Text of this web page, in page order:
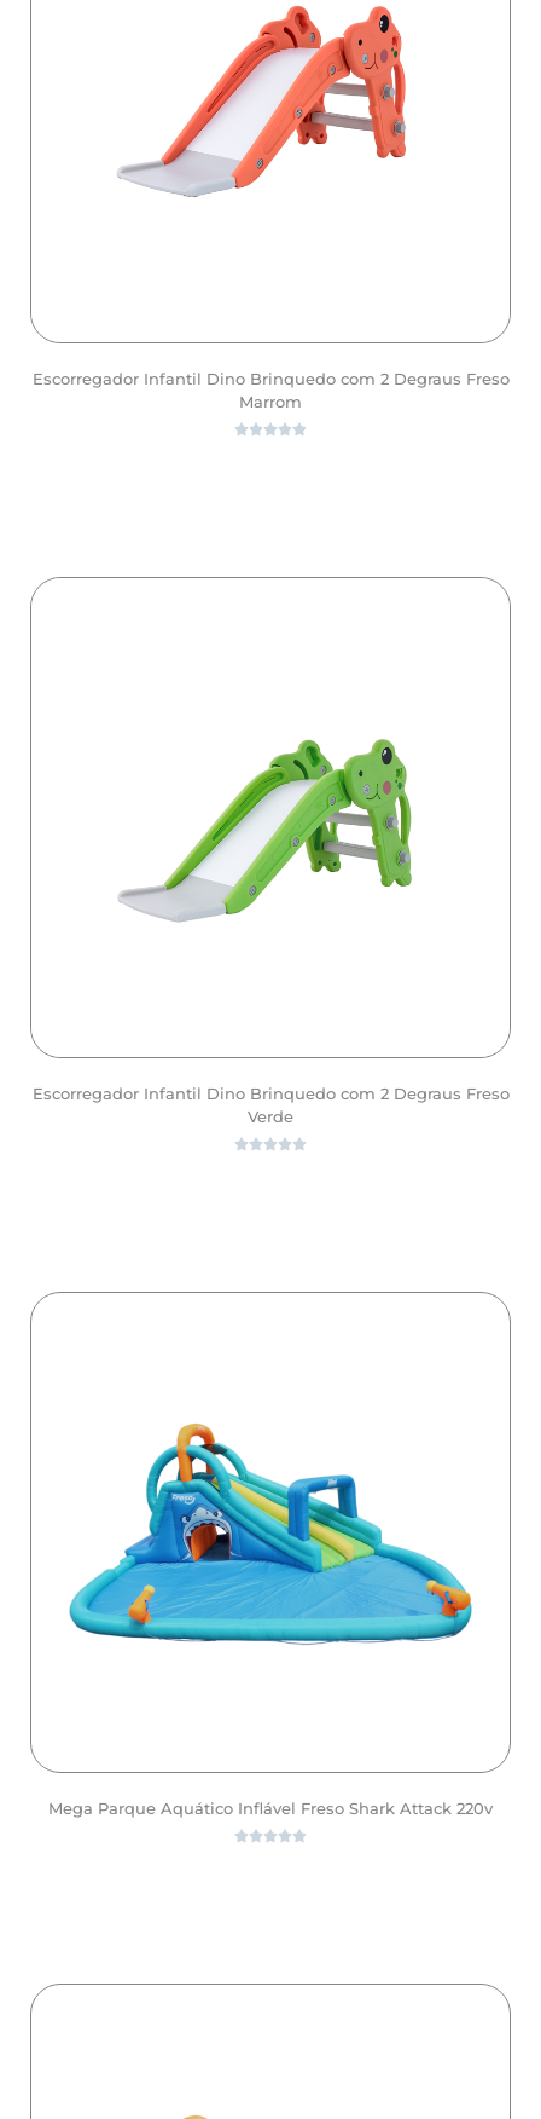
Escorregador Infantil Dino Brinquedo com 2 Degraus Freso
Marrom

Escorregador Infantil Dino Brinquedo com 2 Degraus Freso
Verde

Mega Parque Aquático Inflável Freso Shark Attack 220v
